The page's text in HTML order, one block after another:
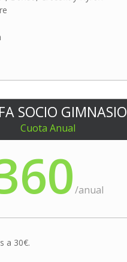
SOCIO GIMNASIO
Cuota Anual
/anual
a 30€.